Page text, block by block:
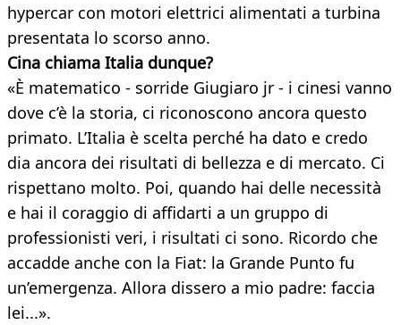
hypercar con motori elettrici alimentati a turbina
presentata lo scorso anno.
Cina chiama Italia dunque?
«È matematico - sorride Giugiaro jr - i cinesi vanno
dove c’è la storia, ci riconoscono ancora questo
primato. L’Italia è scelta perché ha dato e credo
dia ancora dei risultati di bellezza e di mercato. Ci
rispettano molto. Poi, quando hai delle necessità
e hai il coraggio di affidarti a un gruppo di
professionisti veri, i risultati ci sono. Ricordo che
accadde anche con la Fiat: la Grande Punto fu
un’emergenza. Allora dissero a mio padre: faccia
lei...».